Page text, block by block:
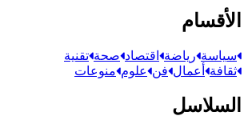
الأقسام
سياسة رياضة اقتصاد صحة تقنية
ثقافة أعمال فن علوم منوعات
السلاسل